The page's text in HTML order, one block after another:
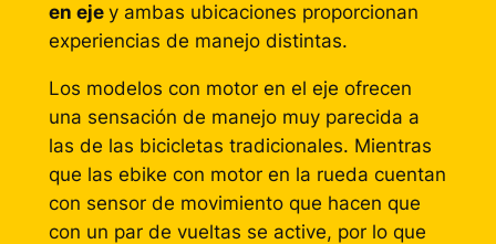
en eje y ambas ubicaciones proporcionan
experiencias de manejo distintas.
Los modelos con motor en el eje ofrecen
una sensación de manejo muy parecida a
las de las bicicletas tradicionales. Mientras
que las ebike con motor en la rueda cuentan
con sensor de movimiento que hacen que
con un par de vueltas se active, por lo que